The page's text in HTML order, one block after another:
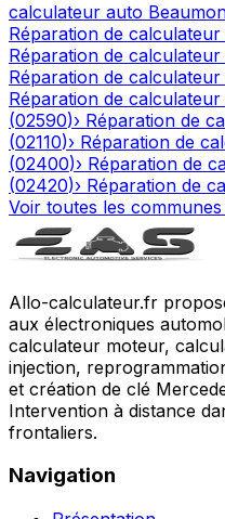
calculateur auto
Réparation de calculateur
Réparation de calculateur
Réparation de calculateur
Réparation de calculateur
(02590)› Réparation de
(02110)› Réparation de
(02400)› Réparation de
(02420)› Réparation de
Voir toutes les
Allo-calculateur.fr
aux électroniques
calculateur moteur,
injection,
et création de clé
Intervention à distance
frontaliers.
Navigation